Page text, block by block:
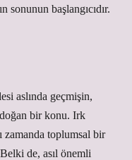
sonunun başlangıcıdır.
aslında geçmişin,
bir konu. Irk
zamanda toplumsal bir
de, asıl önemli